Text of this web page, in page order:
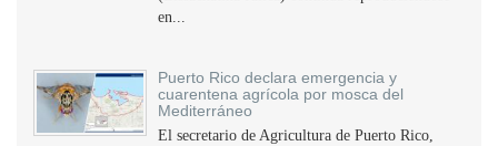
en...
Puerto Rico declara emergencia y
cuarentena agrícola por mosca del
Mediterráneo
El secretario de Agricultura de Puerto Rico,